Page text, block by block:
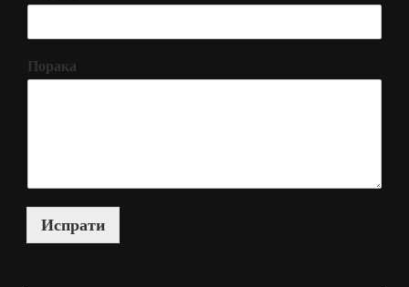
Порака
Испрати